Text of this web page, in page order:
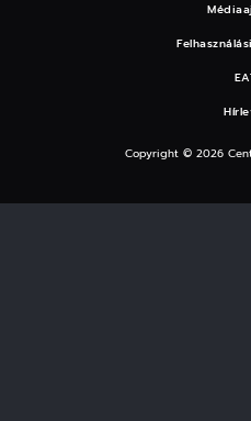
Copyright © 2026